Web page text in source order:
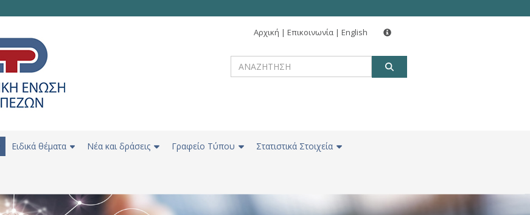
Αρχική | Επικοινωνία | English
Ειδικά θέματα Νέα και δράσεις Γραφείο Τύπου Στατιστικά Στοιχεία